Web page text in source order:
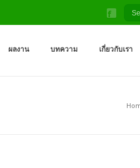
มเด็กเล่น โรงงานผู้ผลิต เครื่
กจากโรงงาน สนามเด็กเล่น กระดานลื่
ผลงาน บทความ เกี่ยวกับเรา